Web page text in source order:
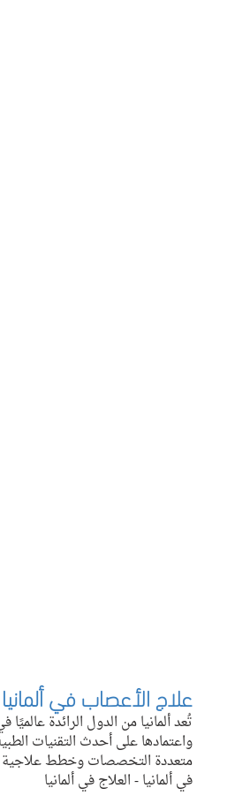
علاج الأعصاب في
تُعد ألمانيا من الدول الرائدة
واعتمادها على أحدث التقنيات
متعددة التخصصات وخطط علاجية
في ألمانيا - العلاج في ألمانيا